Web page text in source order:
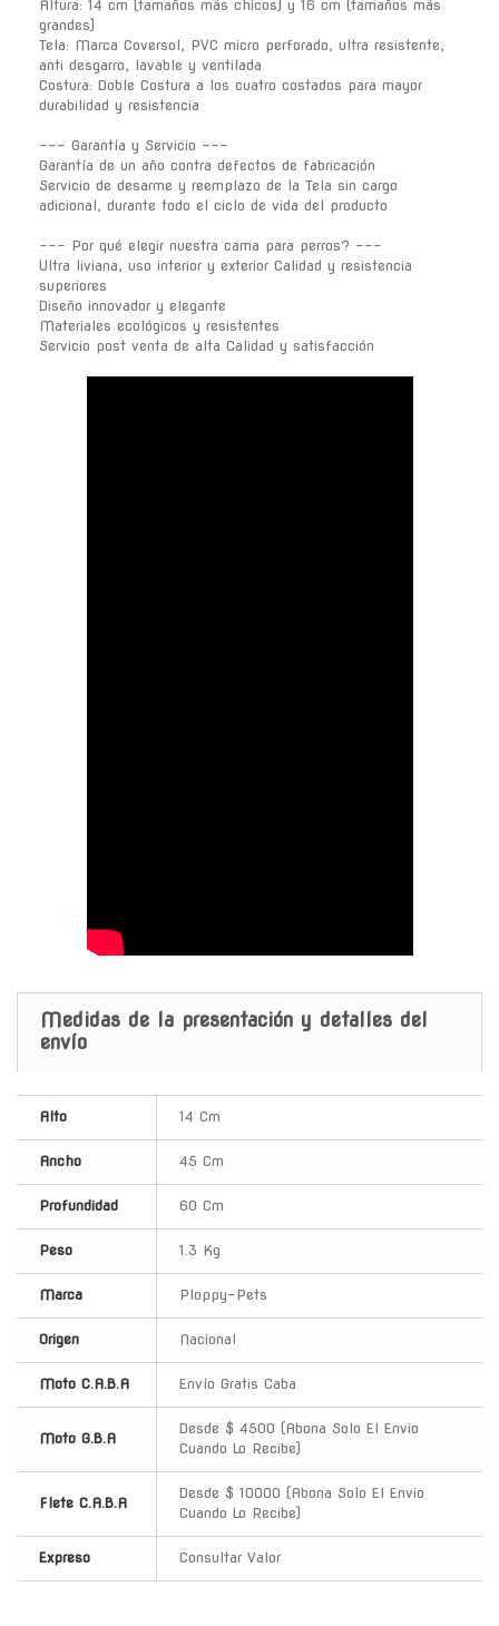
Altura: 14 cm (tamaños más chicos) y 16 cm (tamaños más
grandes)
Tela: Marca Coversol, PVC micro perforado, ultra resistente,
anti desgarro, lavable y ventilada
Costura: Doble Costura a los cuatro costados para mayor
durabilidad y resistencia
--- Garantía y Servicio ---
Garantía de un año contra defectos de fabricación
Servicio de desarme y reemplazo de la Tela sin cargo
adicional, durante todo el ciclo de vida del producto
--- Por qué elegir nuestra cama para perros? ---
Ultra liviana, uso interior y exterior Calidad y resistencia
superiores
Diseño innovador y elegante
Materiales ecológicos y resistentes
Servicio post venta de alta Calidad y satisfacción
Medidas de la presentación y detalles del
envío
Alto 14 Cm
Ancho 45 Cm
Profundidad 60 Cm
Peso 1.3 Kg
Marca Ploppy-Pets
Origen Nacional
Moto C.A.B.A Envío Gratis Caba
Moto G.B.A
Desde $ 4500 (Abona Solo El Envio
Cuando Lo Recibe)
Flete C.A.B.A
Desde $ 10000 (Abona Solo El Envio
Cuando Lo Recibe)
Expreso Consultar Valor